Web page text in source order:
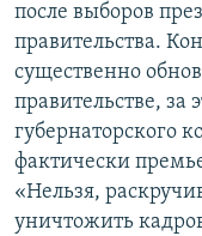
после выборов
правительства.
существенно
правительстве, за
губернаторского
фактически
«Нельзя,
уничтожить